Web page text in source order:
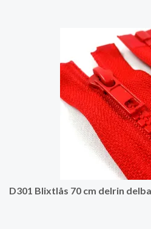
D301 Blixtlås 70 cm delrin